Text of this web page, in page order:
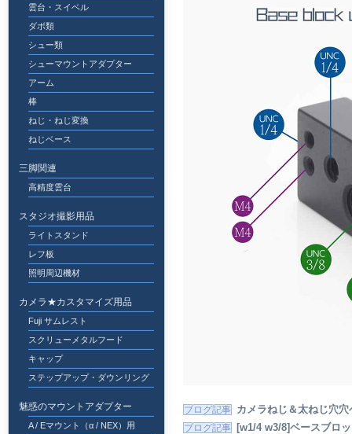
カメラねじ＆太ねじ穴
[w1/4 w3/8]ベースブロ
雲台・スイベル
ダボ類
シュー類
シューマウントアダプター
アーム
棒
ねじ・ねじ変換
ねじベース
三脚関連
高精度雲台
スタジオ撮影用品
ライトスタンド
レフ板
照明周辺機材
カメラ★カスタマイズ用品
Fuji サムレスト
スクリューメタルフード
キャップ
ステップアップ・ダウンリング
魅惑のマウントアダプター
A / Eマウント（α / NEX）用